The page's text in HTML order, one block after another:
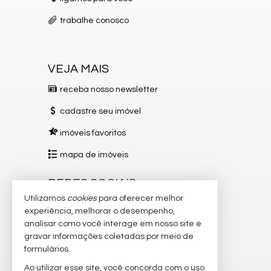
Portaria 24h
Quiosque Externo
Bicicletário
Câmeras de Segurança
Pet Place
Mini Mercado
Quadra de Tênis
Deck Molhado
trabalhe conosco
VEJA MAIS
receba nosso newsletter
cadastre seu imóvel
imóveis favoritos
mapa de imóveis
REDES SOCIAIS
Instagram
Facebook
TikTok
YouTube
Utilizamos cookiespara oferecer melhor
experiência, melhorar o desempenho,
analisar como você interage em nosso site e
gravar informações coletadas por meio de
formulários.
Ao utilizar esse site, você concorda com o uso